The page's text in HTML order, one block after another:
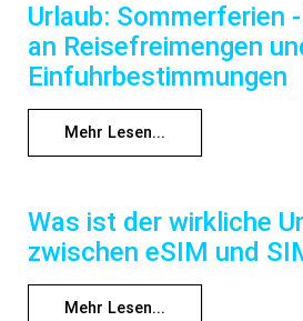
Urlaub: Sommerferien
an Reisefreimengen
Einfuhrbestimmungen
Mehr Lesen...
Was ist der wirkliche
zwischen eSIM und
Mehr Lesen...